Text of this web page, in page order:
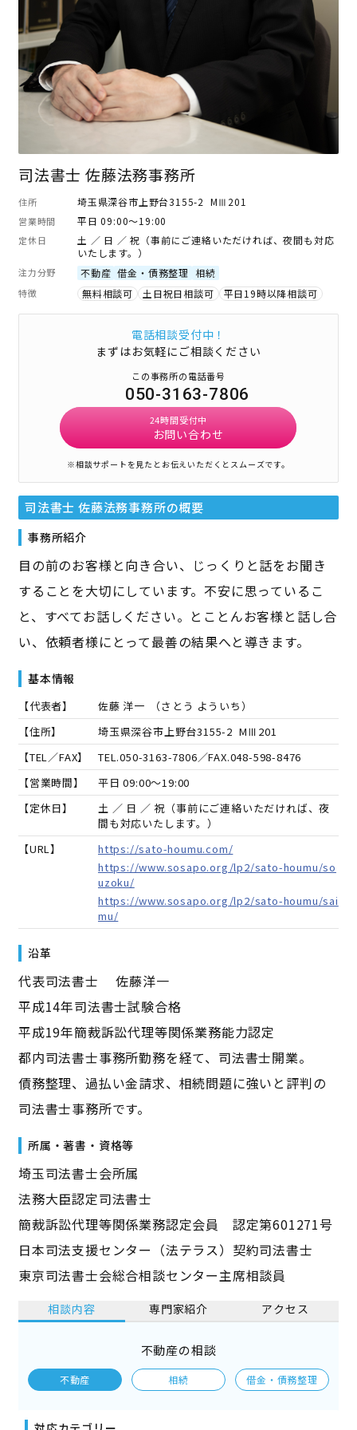
司法書士 佐藤法務事務所
住所 埼玉県深谷市上野台3155-2 MⅢ201
営業時間 平日 09:00～19:00
定休日
土 ／ 日 ／ 祝（事前にご連絡いただければ、夜間も対応
いたします。）
注力分野 不動産 借金・債務整理 相続
特徴 無料相談可 土日祝日相談可 平日19時以降相談可
電話相談受付中！
まずはお気軽にご相談ください
この事務所の電話番号
050-3163-7806
24時間受付中
お問い合わせ
※相談サポートを見たとお伝えいただくとスムーズです。
司法書士 佐藤法務事務所の概要
事務所紹介
目の前のお客様と向き合い、じっくりと話をお聞き
することを大切にしています。不安に思っているこ
と、すべてお話しください。とことんお客様と話し合
い、依頼者様にとって最善の結果へと導きます。
基本情報
【代表者】 佐藤 洋一 （さとう よういち）
【住所】
埼玉県深谷市上野台3155-2 MⅢ201
【TEL／FAX】
TEL.050-3163-7806／FAX.048-598-8476
【営業時間】
平日 09:00～19:00
【定休日】
土 ／ 日 ／ 祝（事前にご連絡いただければ、夜
間も対応いたします。）
【URL】
https://sato-houmu.com/
https://www.sosapo.org/lp2/sato-houmu/so
uzoku/
https://www.sosapo.org/lp2/sato-houmu/sai
mu/
沿革
代表司法書士 佐藤洋一
平成14年司法書士試験合格
平成19年簡裁訴訟代理等関係業務能力認定
都内司法書士事務所勤務を経て、司法書士開業。
債務整理、過払い金請求、相続問題に強いと評判の
司法書士事務所です。
所属・著書・資格等
埼玉司法書士会所属
法務大臣認定司法書士
簡裁訴訟代理等関係業務認定会員 認定第601271号
日本司法支援センター（法テラス）契約司法書士
東京司法書士会総合相談センター主席相談員
相談内容 専門家紹介 アクセス
不動産の相談
不動産 相続 借金・債務整理